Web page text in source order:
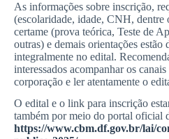
As informações sobre inscrição,
(escolaridade, idade, CNH, dentre
certame (prova teórica, Teste de
outras) e demais orientações estão
integralmente no edital.
interessados acompanhar os
corporação e ler atentamente o
O edital e o link para inscrição
também por meio do portal oficial
https://www.cbm.df.gov.br/lai/